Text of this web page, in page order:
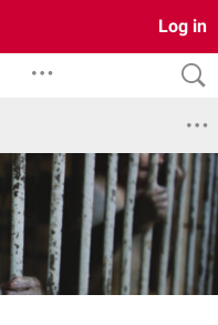
Log in